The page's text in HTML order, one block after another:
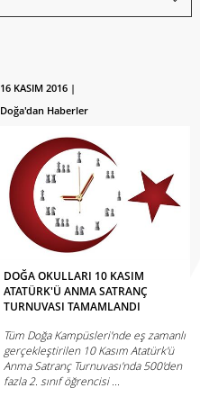
16 KASIM 2016 |
Doğa'dan Haberler
DOĞA OKULLARI 10 KASIM
ATATÜRK'Ü ANMA SATRANÇ
TURNUVASI TAMAMLANDI
Tüm Doğa Kampüsleri'nde eş zamanlı
gerçekleştirilen 10 Kasım Atatürk'ü
Anma Satranç Turnuvası'nda 500'den
fazla 2. sınıf öğrencisi ...